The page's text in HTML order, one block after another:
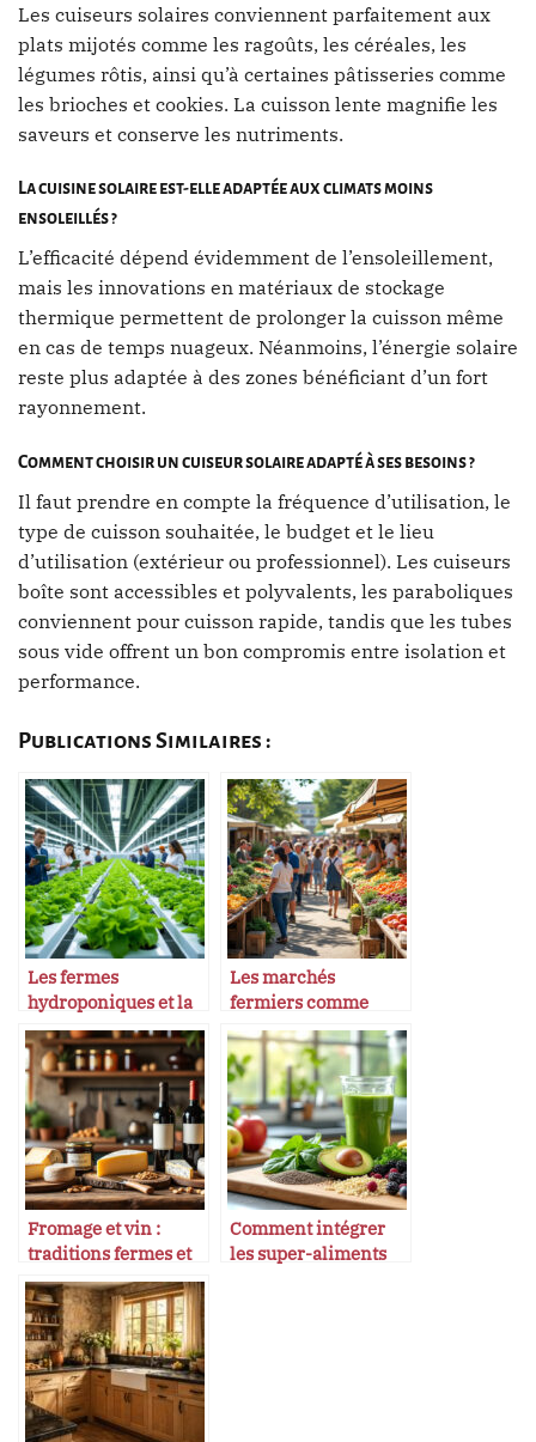
Les cuiseurs solaires conviennent parfaitement aux
plats mijotés comme les ragoûts, les céréales, les
légumes rôtis, ainsi qu’à certaines pâtisseries comme
les brioches et cookies. La cuisson lente magnifie les
saveurs et conserve les nutriments.
La cuisine solaire est-elle adaptée aux climats moins
ensoleillés ?
L’efficacité dépend évidemment de l’ensoleillement,
mais les innovations en matériaux de stockage
thermique permettent de prolonger la cuisson même
en cas de temps nuageux. Néanmoins, l’énergie solaire
reste plus adaptée à des zones bénéficiant d’un fort
rayonnement.
Comment choisir un cuiseur solaire adapté à ses besoins ?
Il faut prendre en compte la fréquence d’utilisation, le
type de cuisson souhaitée, le budget et le lieu
d’utilisation (extérieur ou professionnel). Les cuiseurs
boîte sont accessibles et polyvalents, les paraboliques
conviennent pour cuisson rapide, tandis que les tubes
sous vide offrent un bon compromis entre isolation et
performance.
Publications Similaires :
Les fermes
hydroponiques et la
tech derrière leur
succès
Les marchés
fermiers comme
lieux de découvertes
gastronomiques
Fromage et vin :
traditions fermes et
gastronomiques
Comment intégrer
les super-aliments